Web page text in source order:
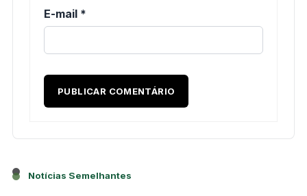
E-mail *
Notícias Semelhantes